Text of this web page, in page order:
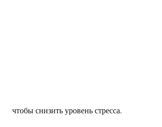
чтобы снизить уровень стресса.